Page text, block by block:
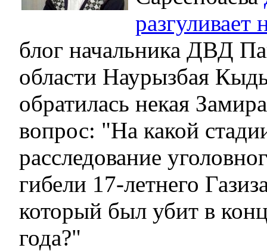
разгуливает
блог начальника ДВД
области Наурызбая
обратилась некая
вопрос: "На какой
расследование
гибели 17-летнего
который был убит в
года?"